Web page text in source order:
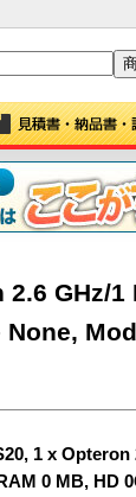
GHz/1
1 x Opteron
0 MB, HD